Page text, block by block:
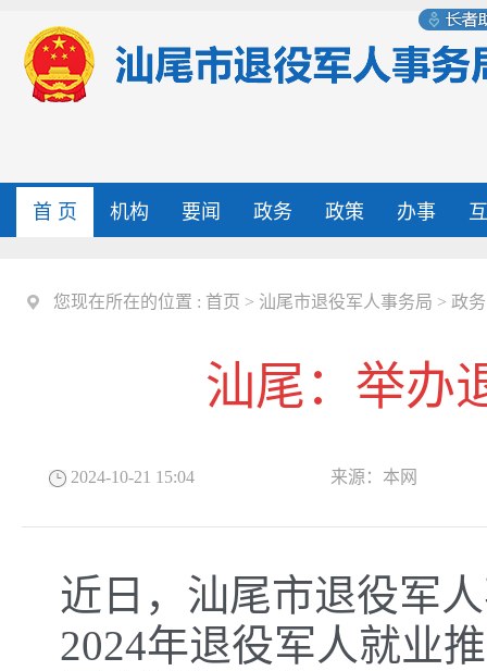
首 页 机构 要闻 政务 政策 办事
您现在所在的位置 : 首页 > 汕尾市退役军人事务局 > 政务
汕尾：举办
2024-10-21 15:04 来源： 本网
近日，汕尾市退役军
2024年退役军人就业